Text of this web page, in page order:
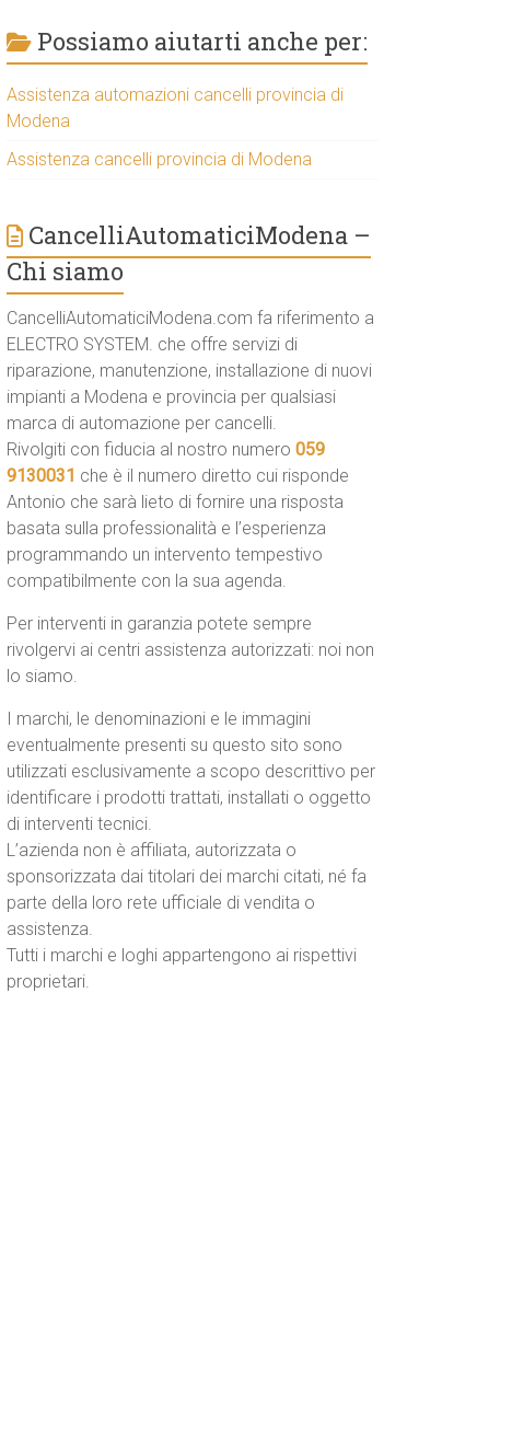
Possiamo aiutarti anche per:
Assistenza automazioni cancelli provincia di
Modena
Assistenza cancelli provincia di Modena
CancelliAutomaticiModena –
Chi siamo
CancelliAutomaticiModena.com fa riferimento a
ELECTRO SYSTEM. che offre servizi di
riparazione, manutenzione, installazione di nuovi
impianti a Modena e provincia per qualsiasi
marca di automazione per cancelli.
Rivolgiti con fiducia al nostro numero059
9130031 che è il numero diretto cui risponde
Antonio che sarà lieto di fornire una risposta
basata sulla professionalità e l’esperienza
programmando un intervento tempestivo
compatibilmente con la sua agenda.
Per interventi in garanzia potete sempre
rivolgervi ai centri assistenza autorizzati: noi non
lo siamo.
I marchi, le denominazioni e le immagini
eventualmente presenti su questo sito sono
utilizzati esclusivamente a scopo descrittivo per
identificare i prodotti trattati, installati o oggetto
di interventi tecnici.
L’azienda non è affiliata, autorizzata o
sponsorizzata dai titolari dei marchi citati, né fa
parte della loro rete ufficiale di vendita o
assistenza.
Tutti i marchi e loghi appartengono ai rispettivi
proprietari.